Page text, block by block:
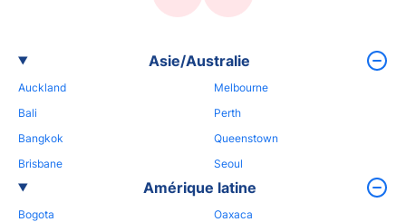
Asie/Australie
Auckland
Bali
Bangkok
Brisbane
Melbourne
Perth
Queenstown
Seoul
Amérique latine
Bogota
Oaxaca